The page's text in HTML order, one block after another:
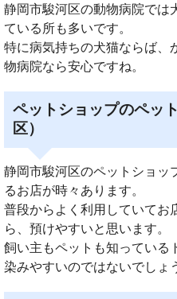
静岡市駿河区の動物病院では
ている所も多いです。
特に病気持ちの犬猫ならば、
物病院なら安心ですね。
ペットショップのペッ
区）
静岡市駿河区のペットショッ
るお店が時々あります。
普段からよく利用していてお
ら、預けやすいと思います。
飼い主もペットも知っている
染みやすいのではないでしょ